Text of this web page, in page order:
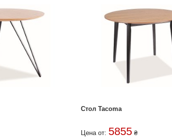
Стол Tacoma
Цена от: 5855 ₴